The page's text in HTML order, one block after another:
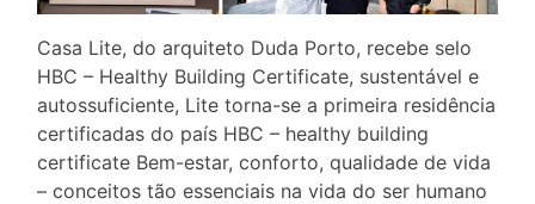
Casa Lite, do arquiteto Duda Porto, recebe selo
HBC – Healthy Building Certificate, sustentável e
autossuficiente, Lite torna-se a primeira residência
certificadas do país HBC – healthy building
certificate Bem-estar, conforto, qualidade de vida
– conceitos tão essenciais na vida do ser humano